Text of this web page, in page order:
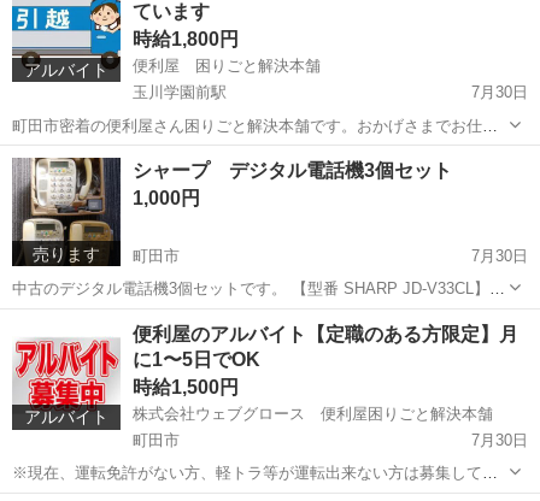
アルバイト
ています
時給1,800円
便利屋 困りごと解決本舗
玉川学園前駅
7月30日
町田市密着の便利屋さん困りごと解決本舗です。おかげさまでお仕事
の受注が増えていて、引っ越し経験があるアルバイトさん・業務委託
できる方を募集しています。（現役の方でお休み時に出られる方も募
集しています） 自分が働きたい時...
東京 町田市 玉川学園前駅 引越し 近隣
売ります
シャープ デジタル電話機3個セット
1,000円
町田市
7月30日
中古のデジタル電話機3個セットです。 【型番 SHARP JD-V33CL】
※町田市野津田町に取りに来れる方
家具
アルバイト
便利屋のアルバイト【定職のある方限定】月
に1〜5日でOK
時給1,500円
株式会社ウェブグロース 便利屋困りごと解決本舗
町田市
7月30日
※現在、運転免許がない方、軽トラ等が運転出来ない方は募集してい
ませんm(_ _)m 定職のある方限定のアルバイトになります。個人事業